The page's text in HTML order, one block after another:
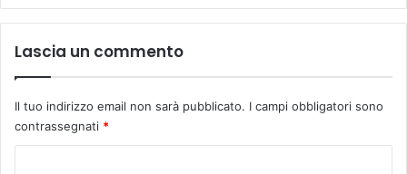
à
s
m
i
c
p
m
a
r
Lascia un commento
Il tuo indirizzo email non sarà pubblicato. I campi obbligatori sono
contrassegnati *